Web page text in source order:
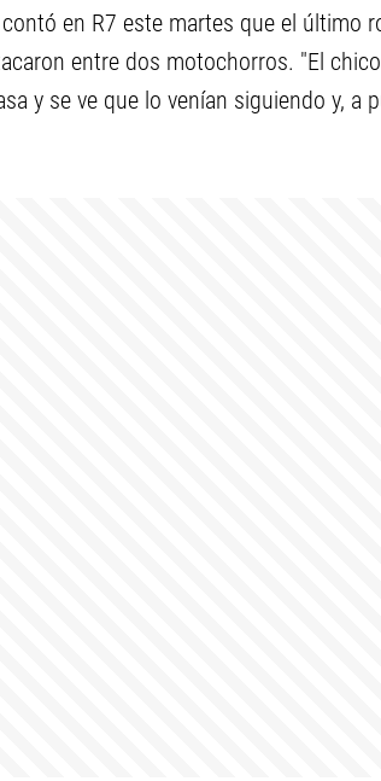
en R7 este martes que el último
entre dos motochorros. "El
y se ve que lo venían siguiendo y, a